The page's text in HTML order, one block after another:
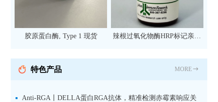
胶原蛋白酶, Type 1 现货
辣根过氧化物酶HRP标记亲和
抗 现货
特色产品 MORE
Anti-RGA丨DELLA蛋白RGA抗体，精准检测赤霉素响应关